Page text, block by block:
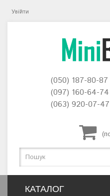
Увійти
(050) 187-80-87
(097) 160-64-74
(063) 920-07-47
КАТАЛОГ